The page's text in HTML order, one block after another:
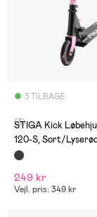
3 TILBAGE
(3)
STIGA Kick
120-S, Sort/
249 kr
Vejl. pris: 349 kr